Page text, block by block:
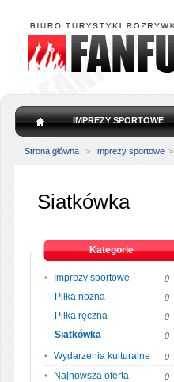
IMPREZY SPORTOWE
Kategorie
0
Imprezy sportowe
0
Piłka nożna
0
Piłka ręczna
0
Siatkówka
0
Wydarzenia kulturalne
0
Najnowsza oferta
Strona główna > Imprezy sportowe >
Siatkówka